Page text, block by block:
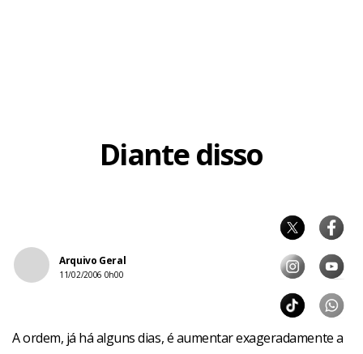
Diante disso
Arquivo Geral
11/02/2006 0h00
A ordem, já há alguns dias, é aumentar exageradamente a